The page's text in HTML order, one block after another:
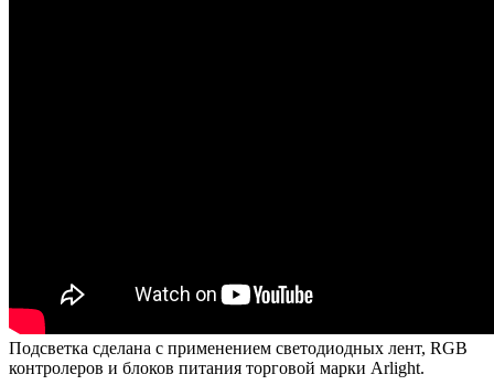
Подсветка сделана с применением светодиодных лент, RGB
контролеров и блоков питания торговой марки Arlight.